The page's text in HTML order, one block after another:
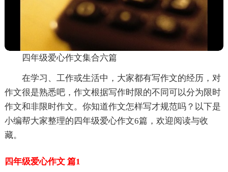
四年级爱心作文集合六篇
在学习、工作或生活中，大家都有写作文的经历，对
作文很是熟悉吧，作文根据写作时限的不同可以分为限时
作文和非限时作文。你知道作文怎样写才规范吗？以下是
小编帮大家整理的四年级爱心作文6篇，欢迎阅读与收
藏。
四年级爱心作文 篇1